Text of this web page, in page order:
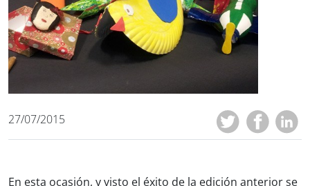
27/07/2015
En esta ocasión, y visto el éxito de la edición anterior se